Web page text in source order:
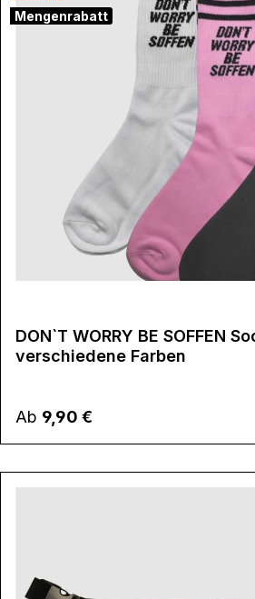
Mengenrabatt
DON`T WORRY BE SOFFEN
verschiedene Farben
Regulärer Preis:
Ab 9,90 €